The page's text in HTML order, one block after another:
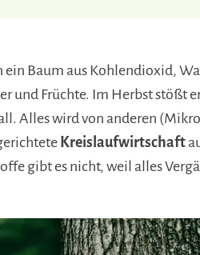
ein Baum aus Kohlendioxid,
und Früchte. Im Herbst stößt
Alles wird von anderen
Kreislaufwirtschaft
gibt es nicht, weil alles